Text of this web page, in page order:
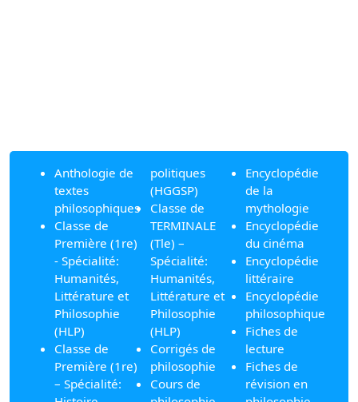
Anthologie de
textes
philosophiques
Classe de
Première (1re)
- Spécialité:
Humanités,
Littérature et
Philosophie
(HLP)
Classe de
Première (1re)
– Spécialité:
politiques
(HGGSP)
Classe de
TERMINALE
(Tle) –
Spécialité:
Humanités,
Littérature et
Philosophie
(HLP)
Corrigés de
philosophie
Cours de
Encyclopédie
de la
mythologie
Encyclopédie
du cinéma
Encyclopédie
littéraire
Encyclopédie
philosophique
Fiches de
lecture
Fiches de
révision en